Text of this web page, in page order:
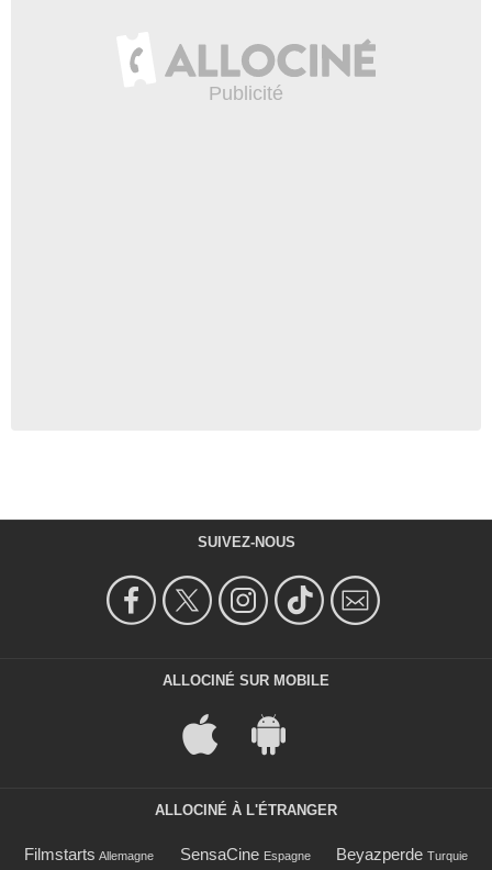
SUIVEZ-NOUS
ALLOCINÉ SUR MOBILE
ALLOCINÉ À L'ÉTRANGER
Filmstarts Allemagne SensaCine Espagne Beyazperde Turquie